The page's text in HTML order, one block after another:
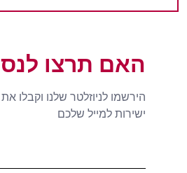
האם תרצו
הירשמו לניוזלטר שלנו וקבלו
ישירות למייל שלכם